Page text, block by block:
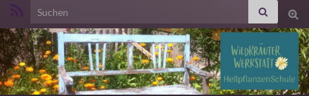
Search for: